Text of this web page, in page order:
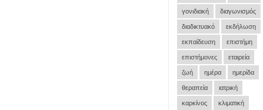
γονιδιακή διαγωνισμός
διαδικτυακό εκδήλωση
εκπαίδευση επιστήμη
επιστήμονες εταιρεία
ζωή ημέρα ημερίδα
θεραπεία ιατρική
καρκίνος κλιματική